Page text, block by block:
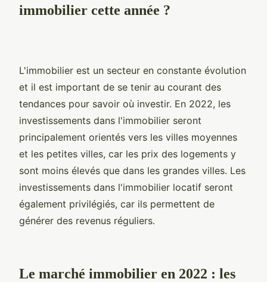
immobilier cette année ?
L'immobilier est un secteur en constante évolution
et il est important de se tenir au courant des
tendances pour savoir où investir. En 2022, les
investissements dans l'immobilier seront
principalement orientés vers les villes moyennes
et les petites villes, car les prix des logements y
sont moins élevés que dans les grandes villes. Les
investissements dans l'immobilier locatif seront
également privilégiés, car ils permettent de
générer des revenus réguliers.
Le marché immobilier en 2022 : les